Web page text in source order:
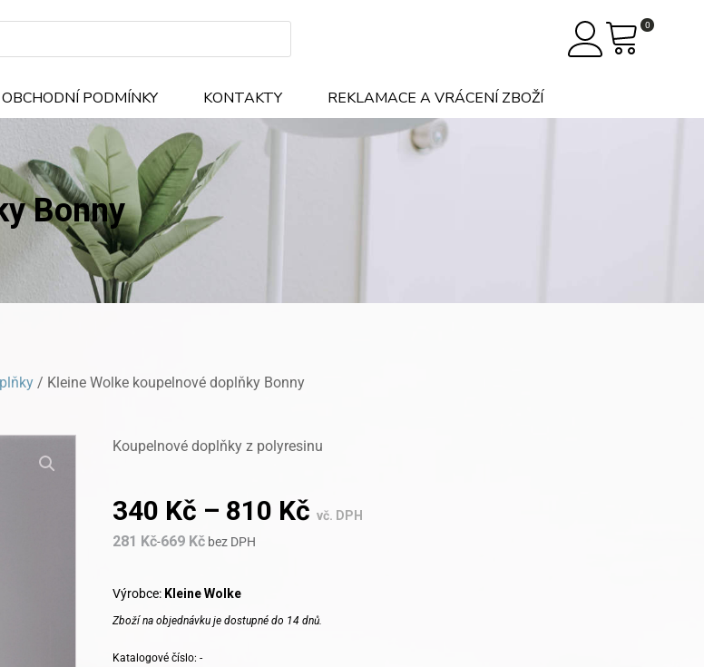
0
OBCHODNÍ PODMÍNKY KONTAKTY REKLAMACE A VRÁCENÍ ZBOŽÍ
Bonny
/ Kleine Wolke koupelnové doplňky Bonny
Koupelnové doplňky z polyresinu
340 Kč – 810 Kč vč. DPH
281 Kč-669 Kč bez DPH
Výrobce: Kleine Wolke
Zboží na objednávku je dostupné do 14 dnů.
Katalogové číslo: -